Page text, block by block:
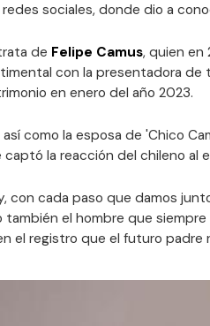
sociales, donde dio a
de Felipe Camus, quien en
con la presentadora de
en enero del año 2023.
así como la esposa de 'Chico
captó la reacción del chileno al
con cada paso que damos
también el hombre que
el registro que el futuro padre